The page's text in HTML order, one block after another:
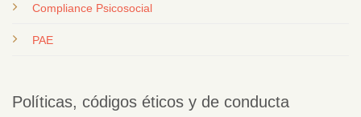
Compliance Psicosocial
PAE
Políticas, códigos éticos y de conducta